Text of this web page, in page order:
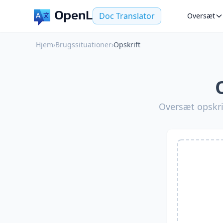
Doc Translator Oversæt
Hjem›Brugssituationer›Opskrift
Oversæt